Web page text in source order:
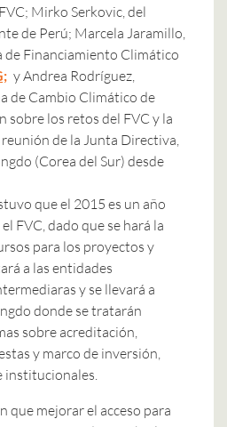
Mirko Serkovic, del
de Perú; Marcela Jaramillo,
de Financiamiento Climático
y Andrea Rodríguez,
de Cambio Climático de
sobre los retos del FVC y la
de la Junta Directiva,
(Corea del Sur) desde
que el 2015 es un año
FVC, dado que se hará la
para los proyectos y
a las entidades
y se llevará a
donde se tratarán
sobre acreditación,
y marco de inversión,
institucionales.
que mejorar el acceso para